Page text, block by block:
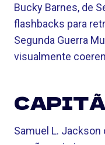
Bucky Barnes, de
flashbacks para
Segunda Guerra
visualmente
Samuel L.